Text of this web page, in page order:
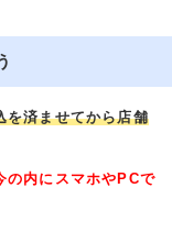
を済ませてから店舗
の内にスマホやPCで